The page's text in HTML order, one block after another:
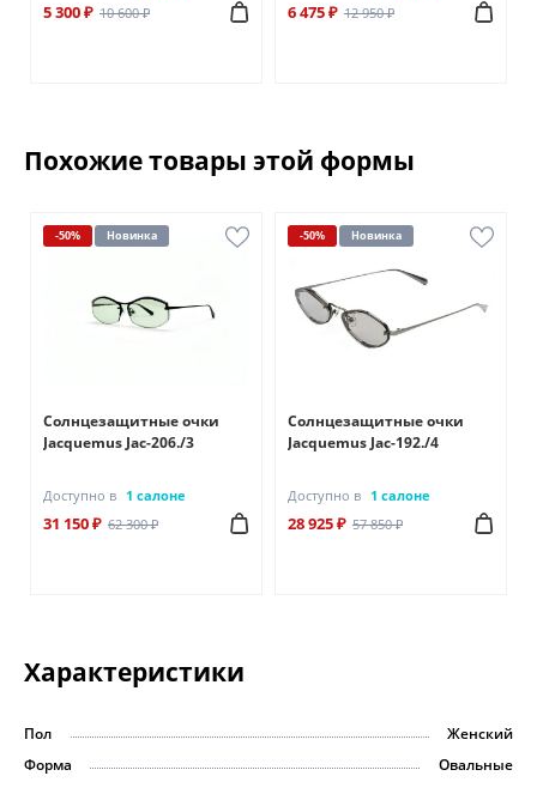
5 300 ₽ 10 600 ₽ 6 475 ₽ 12 950 ₽
Похожие товары этой формы
-50% Новинка
Солнцезащитные очки
Jacquemus Jac-206./3
Доступно в 1 салоне
31 150 ₽ 62 300 ₽
-50% Новинка
Солнцезащитные очки
Jacquemus Jac-192./4
Доступно в 1 салоне
28 925 ₽ 57 850 ₽
Характеристики
Пол
Женский
Форма
Овальные